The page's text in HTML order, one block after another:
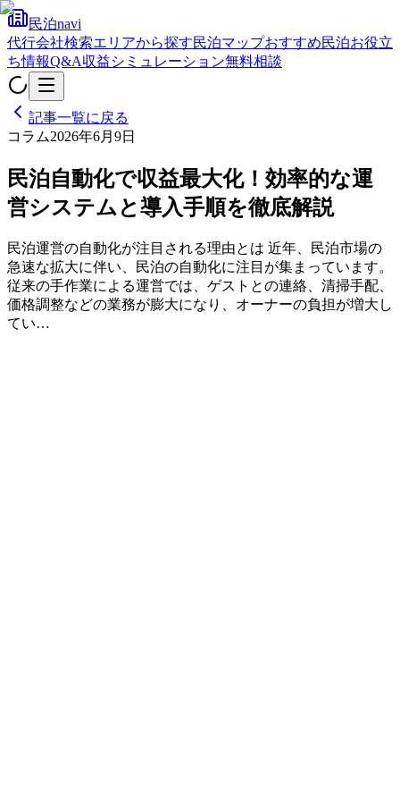
民泊navi
代行会社検索エリアから探す民泊マップおすすめ民泊お役立
ち情報Q&A収益シミュレーション無料相談
記事一覧に戻る
コラム2026年6月9日
民泊自動化で収益最大化！効率的な運
営システムと導入手順を徹底解説
民泊運営の自動化が注目される理由とは 近年、民泊市場の
急速な拡大に伴い、民泊の自動化に注目が集まっています。
従来の手作業による運営では、ゲストとの連絡、清掃手配、
価格調整などの業務が膨大になり、オーナーの負担が増大し
てい…